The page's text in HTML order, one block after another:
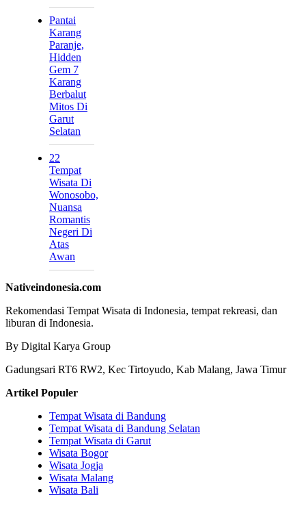
Pantai
Karang
Paranje,
Hidden
Gem 7
Karang
Berbalut
Mitos Di
Garut
Selatan
22
Tempat
Wisata Di
Wonosobo,
Nuansa
Romantis
Negeri Di
Atas
Awan
Nativeindonesia.com
Rekomendasi Tempat Wisata di Indonesia, tempat rekreasi, dan
liburan di Indonesia.
By Digital Karya Group
Gadungsari RT6 RW2, Kec Tirtoyudo, Kab Malang, Jawa Timur
Artikel Populer
Tempat Wisata di Bandung
Tempat Wisata di Bandung Selatan
Tempat Wisata di Garut
Wisata Bogor
Wisata Jogja
Wisata Malang
Wisata Bali